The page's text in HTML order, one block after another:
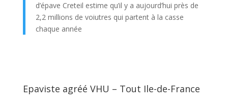
d’épave Creteil estime qu’il y a aujourd’hui près de
2,2 millions de voiutres qui partent à la casse
chaque année
Epaviste agréé VHU – Tout Ile-de-France